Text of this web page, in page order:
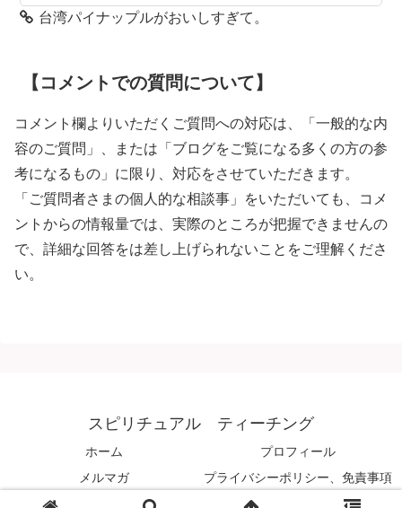
台湾パイナップルがおいしすぎて。
【コメントでの質問について】
コメント欄よりいただくご質問への対応は、「一般的な内
容のご質問」、または「ブログをご覧になる多くの方の参
考になるもの」に限り、対応をさせていただきます。
「ご質問者さまの個人的な相談事」をいただいても、コメ
ントからの情報量では、実際のところが把握できませんの
で、詳細な回答をは差し上げられないことをご理解くださ
い。
スピリチュアル ティーチング
ホーム
プロフィール
メルマガ
プライバシーポリシー、免責事項